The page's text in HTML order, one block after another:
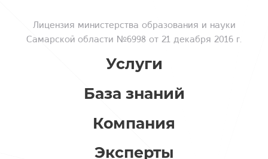
Лицензия министерства образования и науки
Самарской области №6998 от 21 декабря 2016 г.
Услуги
База знаний
Компания
Эксперты